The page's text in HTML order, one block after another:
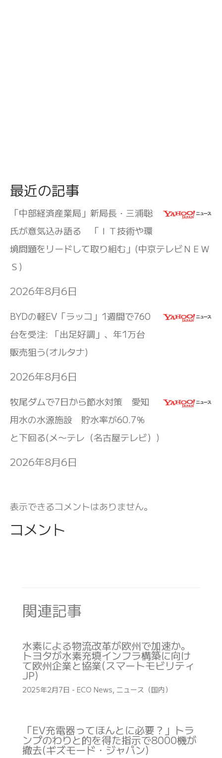
最近の記事
「中部経済産業局」新局長・三浦聡
氏が意気込み語る 「ＩＴ技術や環
境問題をリードして取り組む」(中京テレビＮＥＷ
Ｓ)
2026年8月6日
BYDの軽EV「ラッコ」1週間で760
台を受注: 「出足好調」、年1万台
販売狙う(オルタナ)
2026年8月6日
牧尾ダムで7日から節水対策 愛知
用水の水源施設 貯水率が60.7％
と下回る(メ〜テレ（名古屋テレビ）)
2026年8月6日
表示できるコメントはありません。
コメント
関連記事
水素による物流改革が欧州で加速か。
トヨタが水素充填インフラ構築に向け
て欧州企業と協業(スマートモビリティ
JP)
2025年2月7日 - ECO News, ニュース（国内）
「EV充電器ってほんとに必要？」トラ
ンプのわりと的を得た指示で8000機が
撤去(ギズモード・ジャパン)